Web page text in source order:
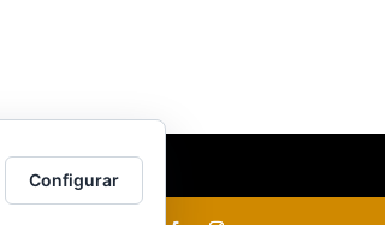
Configurar